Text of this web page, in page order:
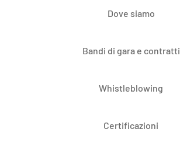
Dove siamo
Bandi di gara e contratti
Whistleblowing
Certificazioni